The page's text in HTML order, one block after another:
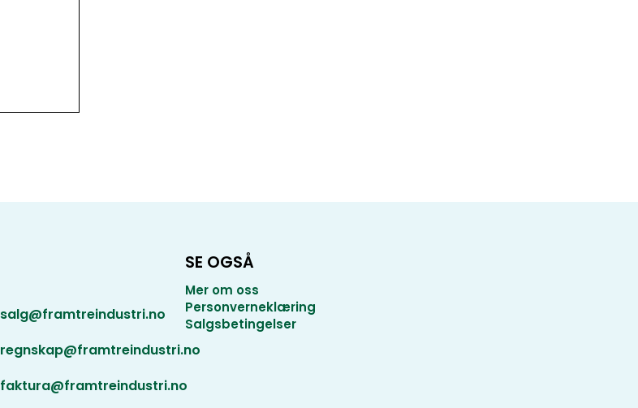
salg@framtreindustri.no
regnskap@framtreindustri.no
faktura@framtreindustri.no
SE OGSÅ
Mer om oss
Personverneklæring
Salgsbetingelser